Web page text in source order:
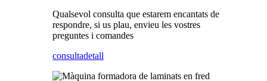
Qualsevol consulta que estarem encantats de
respondre, si us plau, envieu les vostres
preguntes i comandes
consultadetall